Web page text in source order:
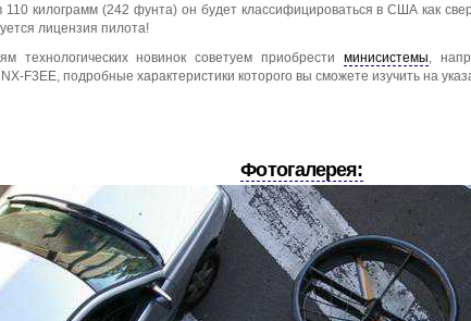
110 килограмм (242 фунта) он будет классифицироваться в США как
лицензия пилота!
технологических новинок советуем приобрести минисистемы,
F3EE, подробные характеристики которого вы сможете изучить на
Фотогалерея: